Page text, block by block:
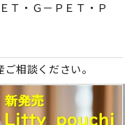
Ｔ・Ｇ－ＰＥＴ・Ｐ
相談ください。